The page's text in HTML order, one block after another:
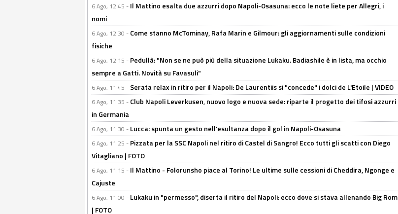
6 Ago, 12:45 - Il Mattino esalta due azzurri dopo Napoli-Osasuna: ecco le note liete per Allegri, i
nomi
6 Ago, 12:30 - Come stanno McTominay, Rafa Marin e Gilmour: gli aggiornamenti sulle condizioni
fisiche
6 Ago, 12:15 - Pedullà: "Non se ne può più della situazione Lukaku. Badiashile è in lista, ma occhio
sempre a Gatti. Novità su Favasuli"
6 Ago, 11:45 - Serata relax in ritiro per il Napoli: De Laurentiis si "concede" i dolci de L'Etoile | VIDEO
6 Ago, 11:35 - Club Napoli Leverkusen, nuovo logo e nuova sede: riparte il progetto dei tifosi azzurri
in Germania
6 Ago, 11:30 - Lucca: spunta un gesto nell'esultanza dopo il gol in Napoli-Osasuna
6 Ago, 11:25 - Pizzata per la SSC Napoli nel ritiro di Castel di Sangro! Ecco tutti gli scatti con Diego
Vitagliano | FOTO
6 Ago, 11:15 - Il Mattino - Folorunsho piace al Torino! Le ultime sulle cessioni di Cheddira, Ngonge e
Cajuste
6 Ago, 11:00 - Lukaku in "permesso", diserta il ritiro del Napoli: ecco dove si stava allenando Big Rom
| FOTO